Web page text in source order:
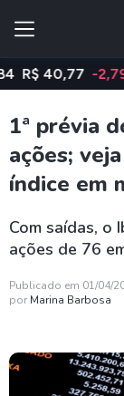
40,77 -2,79%
1ª prévia
ações;
índice em
Com saídas, o
ações de 76
Publicado em 01/04/
por Marina Barbosa